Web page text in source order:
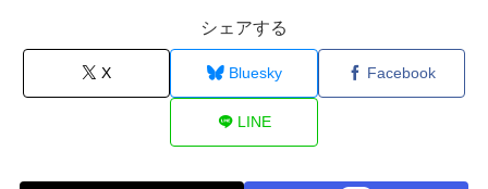
シェアする
X Bluesky Facebook
LINE